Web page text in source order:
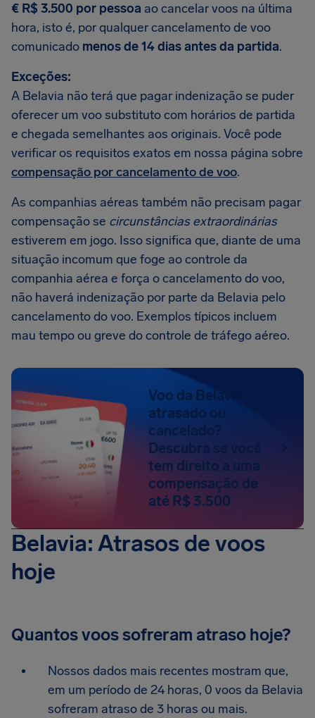
€ R$ 3.500 por pessoa ao cancelar voos na última
hora, isto é, por qualquer cancelamento de voo
comunicado menos de 14 dias antes da partida.
Exceções:
A Belavia não terá que pagar indenização se puder
oferecer um voo substituto com horários de partida
e chegada semelhantes aos originais. Você pode
verificar os requisitos exatos em nossa página sobre
compensação por cancelamento de voo.
As companhias aéreas também não precisam pagar
compensação se circunstâncias extraordinárias
estiverem em jogo. Isso significa que, diante de uma
situação incomum que foge ao controle da
companhia aérea e força o cancelamento do voo,
não haverá indenização por parte da Belavia pelo
cancelamento do voo. Exemplos típicos incluem
mau tempo ou greve do controle de tráfego aéreo.
Voo da Belavia
atrasado ou
cancelado?
Descubra se você
tem direito a uma
compensação de
até R$ 3.500
Belavia: Atrasos de voos
hoje
Quantos voos sofreram atraso hoje?
Nossos dados mais recentes mostram que,
em um período de 24 horas, 0 voos da Belavia
sofreram atraso de 3 horas ou mais.